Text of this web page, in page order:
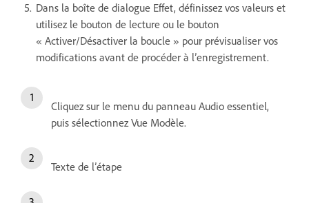
Dans la boîte de dialogue Effet, définissez vos valeurs et
utilisez le bouton de lecture ou le bouton
« Activer/Désactiver la boucle » pour prévisualiser vos
modifications avant de procéder à l’enregistrement.
Cliquez sur le menu du panneau Audio essentiel,
puis sélectionnez Vue Modèle.
Texte de l’étape